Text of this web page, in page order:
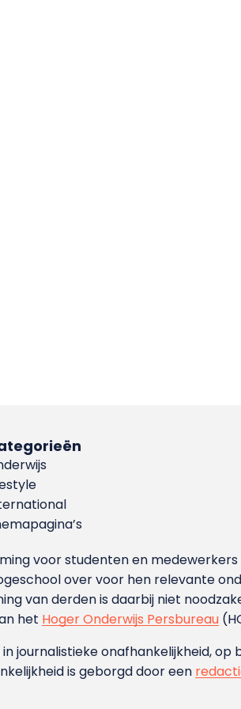
voor studenten en medewerkers
over voor hen relevante
van derden is daarbij niet
het Hoger Onderwijs Persbureau
journalistieke onafhankelijkheid, op
is geborgd door een